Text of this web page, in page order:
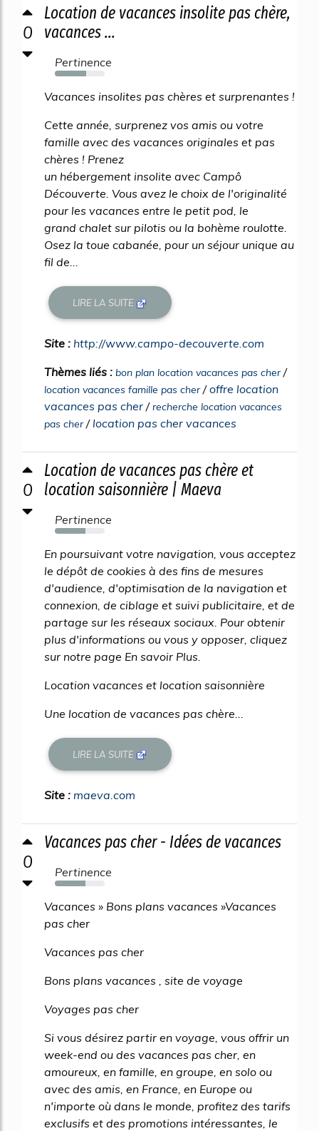
0
Location de vacances insolite pas chère,
vacances ...
Pertinence
63%
Vacances insolites pas chères et surprenantes !
Cette année, surprenez vos amis ou votre
famille avec des vacances originales et pas
chères ! Prenez
un hébergement insolite avec Campô
Découverte. Vous avez le choix de l'originalité
pour les vacances entre le petit pod, le
grand chalet sur pilotis ou la bohème roulotte.
Osez la toue cabanée, pour un séjour unique au
fil de...
LIRE LA SUITE
Site : http://www.campo-decouverte.com
Thèmes liés : bon plan location vacances pas cher/
location vacances famille pas cher/offre location
vacances pas cher /recherche location vacances
pas cher/ location pas cher vacances
0
Location de vacances pas chère et
location saisonnière | Maeva
Pertinence
62%
En poursuivant votre navigation, vous acceptez
le dépôt de cookies à des fins de mesures
d'audience, d'optimisation de la navigation et
connexion, de ciblage et suivi publicitaire, et de
partage sur les réseaux sociaux. Pour obtenir
plus d'informations ou vous y opposer, cliquez
sur notre page En savoir Plus.
Location vacances et location saisonnière
Une location de vacances pas chère...
LIRE LA SUITE
Site : maeva.com
0
Vacances pas cher - Idées de vacances
Pertinence
62%
Vacances » Bons plans vacances »Vacances
pas cher
Vacances pas cher
Bons plans vacances , site de voyage
Voyages pas cher
Si vous désirez partir en voyage, vous offrir un
week-end ou des vacances pas cher, en
amoureux, en famille, en groupe, en solo ou
avec des amis, en France, en Europe ou
n'importe où dans le monde, profitez des tarifs
exclusifs et des promotions intéressantes, le